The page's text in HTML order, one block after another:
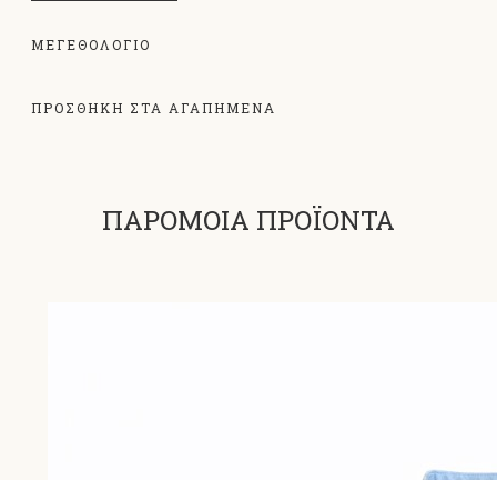
ΜΕΓΕΘΟΛΌΓΙΟ
ΠΡΟΣΘΗΚΗ ΣΤΑ ΑΓΑΠΗΜΕΝΑ
ΠΑΡΟΜΟΙΑ ΠΡΟΪΟΝΤΑ